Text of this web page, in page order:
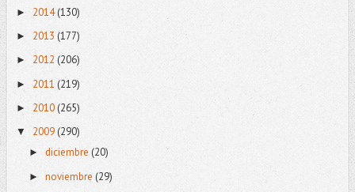
► 2014(130)
► 2013 (177)
► 2012 (206)
► 2011 (219)
► 2010(265)
▼ 2009 (290)
► diciembre (20)
► noviembre (29)